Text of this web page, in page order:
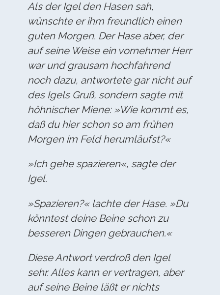
Als der Igel den Hasen sah,
wünschte er ihm freundlich einen
guten Morgen. Der Hase aber, der
auf seine Weise ein vornehmer Herr
war und grausam hochfahrend
noch dazu, antwortete gar nicht auf
des Igels Gruß, sondern sagte mit
höhnischer Miene: »Wie kommt es,
daß du hier schon so am frühen
Morgen im Feld herumläufst?«
»Ich gehe spazieren«, sagte der
Igel.
»Spazieren?« lachte der Hase. »Du
könntest deine Beine schon zu
besseren Dingen gebrauchen.«
Diese Antwort verdroß den Igel
sehr. Alles kann er vertragen, aber
auf seine Beine läßt er nichts